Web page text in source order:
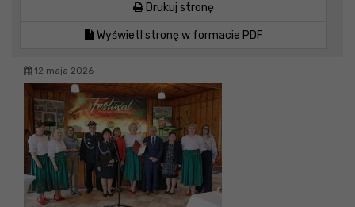
Drukuj stronę
Wyświetl stronę w formacie PDF
12 maja 2026